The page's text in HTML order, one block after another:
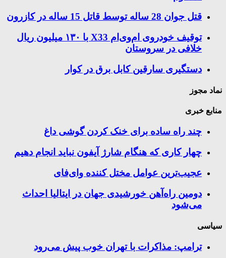
قتل جوان 28 ساله توسط قاتل 15 ساله در کازرون
توقیف خودروی ام‌وی‌ام X33 با ۱۳۰ میلیون ریال
خلافی در سروستان
دستگیری سارقین کابل برق در کوار
نماد مجوز
منابع خبری
چند راه‌ ساده برای خنک کردن گوشی داغ
چهار کاری که هنگام شارژ آیفون نباید انجام دهیم
عجیب‌ترین عوامل مختل کننده وای‌فای
دومین راه‌آهن خورشیدی جهان در ایتالیا احداث
می‌شود
سیاسی
ترامپ: مذاکرات با تهران خوب پیش می‌رود